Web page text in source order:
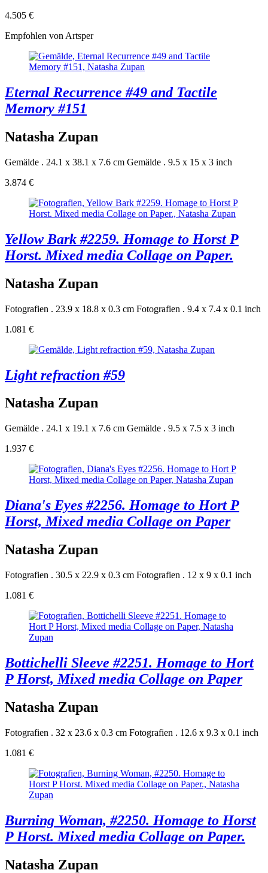
4.505 €
Empfohlen von Artsper
Eternal Recurrence #49 and Tactile
Memory #151
Natasha Zupan
Gemälde . 24.1 x 38.1 x 7.6 cm Gemälde . 9.5 x 15 x 3 inch
3.874 €
Yellow Bark #2259. Homage to Horst P
Horst. Mixed media Collage on Paper.
Natasha Zupan
Fotografien . 23.9 x 18.8 x 0.3 cm Fotografien . 9.4 x 7.4 x 0.1 inch
1.081 €
Light refraction #59
Natasha Zupan
Gemälde . 24.1 x 19.1 x 7.6 cm Gemälde . 9.5 x 7.5 x 3 inch
1.937 €
Diana's Eyes #2256. Homage to Hort P
Horst, Mixed media Collage on Paper
Natasha Zupan
Fotografien . 30.5 x 22.9 x 0.3 cm Fotografien . 12 x 9 x 0.1 inch
1.081 €
Bottichelli Sleeve #2251. Homage to Hort
P Horst, Mixed media Collage on Paper
Natasha Zupan
Fotografien . 32 x 23.6 x 0.3 cm Fotografien . 12.6 x 9.3 x 0.1 inch
1.081 €
Burning Woman, #2250. Homage to Horst
P Horst. Mixed media Collage on Paper.
Natasha Zupan